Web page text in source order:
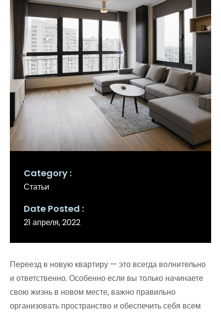
Category
Статьи
Date Posted
21 апреля, 2022
Переезд в новую квартиру — это всегда волнительно
и ответственно. Особенно если вы только начинаете
свою жизнь в новом месте, важно правильно
организовать пространство и обеспечить себя всем